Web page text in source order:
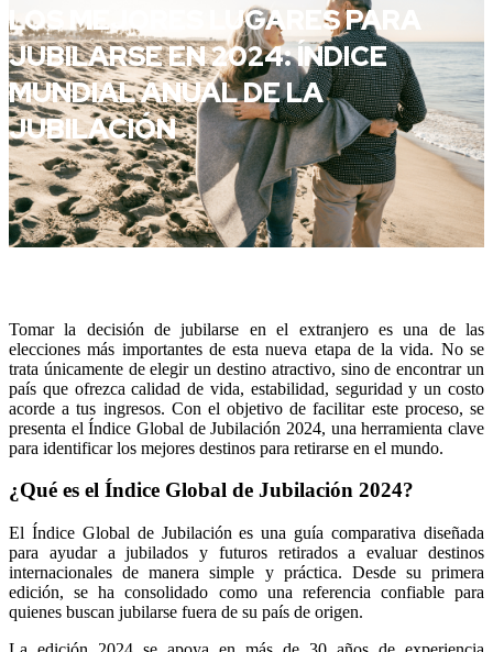
LOS MEJORES LUGARES PARA
JUBILARSE EN 2024: ÍNDICE
MUNDIAL ANUAL DE LA
JUBILACIÓN
Tomar la decisión de jubilarse en el extranjero es una de las
elecciones más importantes de esta nueva etapa de la vida. No se
trata únicamente de elegir un destino atractivo, sino de encontrar un
país que ofrezca calidad de vida, estabilidad, seguridad y un costo
acorde a tus ingresos. Con el objetivo de facilitar este proceso, se
presenta el Índice Global de Jubilación 2024, una herramienta clave
para identificar los mejores destinos para retirarse en el mundo.
¿Qué es el Índice Global de Jubilación 2024?
El Índice Global de Jubilación es una guía comparativa diseñada
para ayudar a jubilados y futuros retirados a evaluar destinos
internacionales de manera simple y práctica. Desde su primera
edición, se ha consolidado como una referencia confiable para
quienes buscan jubilarse fuera de su país de origen.